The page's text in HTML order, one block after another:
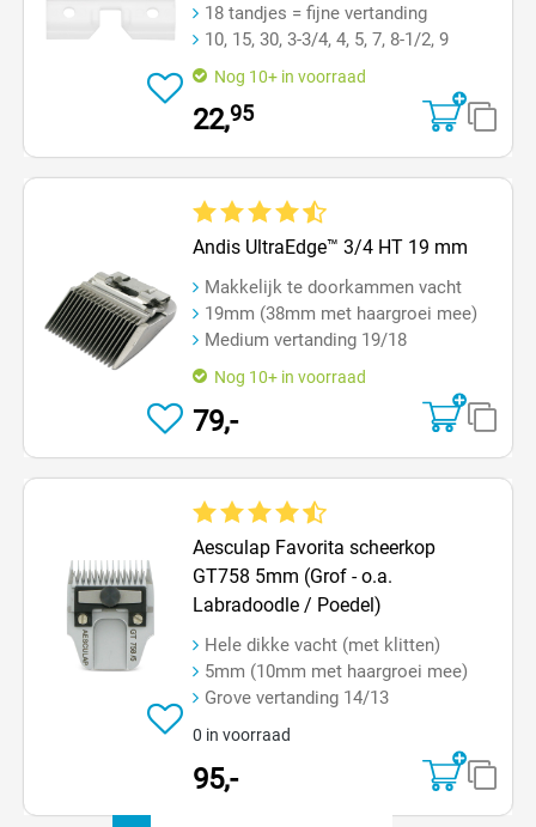
18 tandjes = fijne vertanding
10, 15, 30, 3-3/4, 4, 5, 7, 8-1/2, 9
Nog 10+ in voorraad
22,95
Andis UltraEdge™ 3/4 HT 19 mm
Makkelijk te doorkammen vacht
19mm (38mm met haargroei mee)
Medium vertanding 19/18
Nog 10+ in voorraad
79,-
Gemiddelde waardering van 4.3 van 5 sterren
Aesculap Favorita scheerkop
GT758 5mm (Grof - o.a.
Labradoodle / Poedel)
Hele dikke vacht (met klitten)
5mm (10mm met haargroei mee)
Grove vertanding 14/13
0 in voorraad
95,-